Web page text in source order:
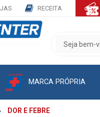
RECEITA
MARCA PRÓPRIA
DOR E FEBRE